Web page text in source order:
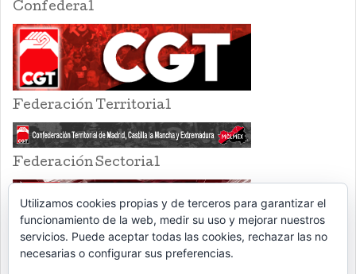
Confederal
Federación Territorial
Federación Sectorial
Utilizamos cookies propias y de terceros para garantizar el
funcionamiento de la web, medir su uso y mejorar nuestros
servicios. Puede aceptar todas las cookies, rechazar las no
necesarias o configurar sus preferencias.